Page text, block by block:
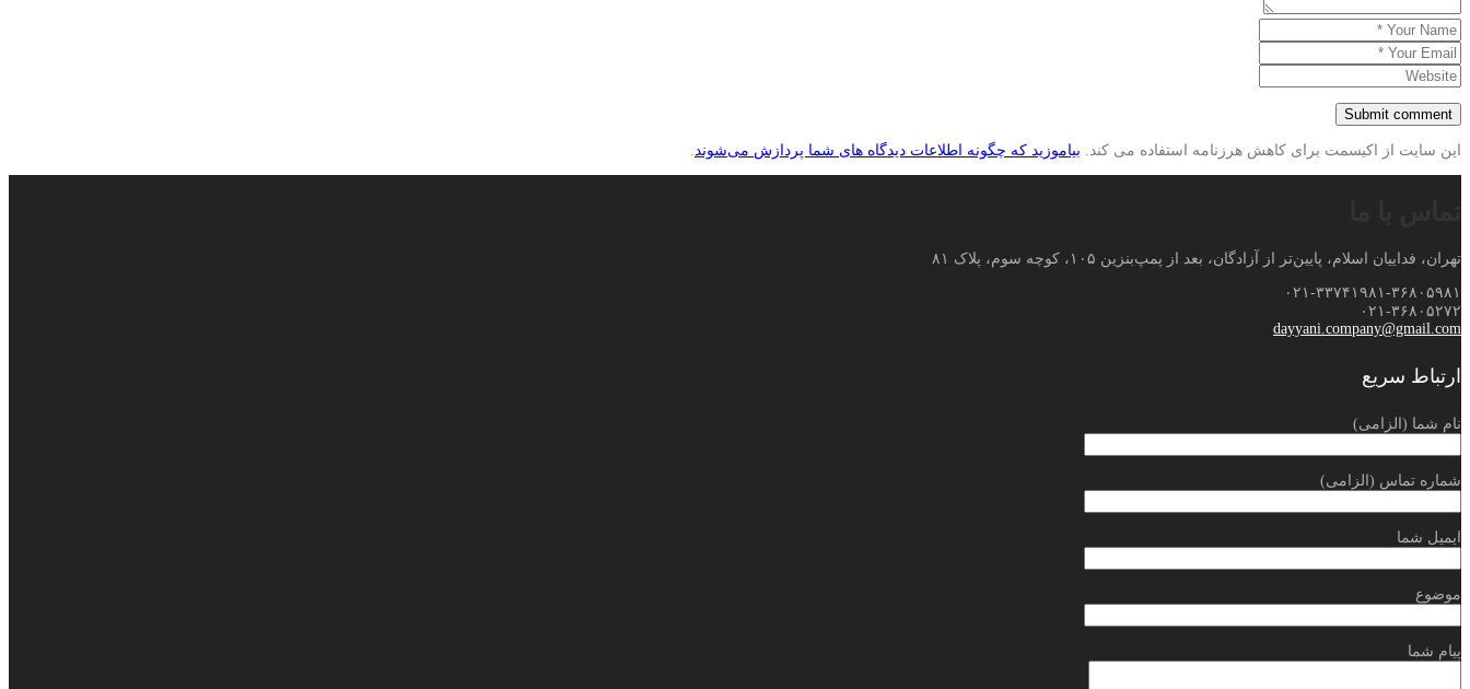
این سایت از اکیسمت برای کاهش هرزنامه استفاده می کند. بیاموزید که چگونه اطلاعات دیدگاه های شما پردازش می‌شوند
تهران، فداییان اسلام، پایین‌تر از آزادگان، بعد از پمپ‌بنزین ۱۰۵، کوچه سوم، پلاک ۸۱
۰۲۱-۳۳۷۴۱۹۸۱-۳۶۸۰۵۹۸۱
۰۲۱-۳۶۸۰۵۲۷۲
dayyani.company@gmail.com
ارتباط سریع
نام شما (الزامی)
شماره تماس (الزامی)
ایمیل شما
موضوع
پیام شما